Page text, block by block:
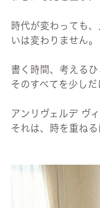
時代が変わっても
いは変わりません。
書く時間、考える
そのすべてを少しだ
アンリヴェルデ ヴ
それは、時を重ねる